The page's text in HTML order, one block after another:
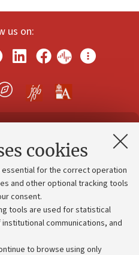
cookies
for the correct operation
and other optional tracking tools
consent.
tools are used for statistical
communications, and
to browse using only
us on:
e-mail (PEC)
divisions
with us
plan
budgets